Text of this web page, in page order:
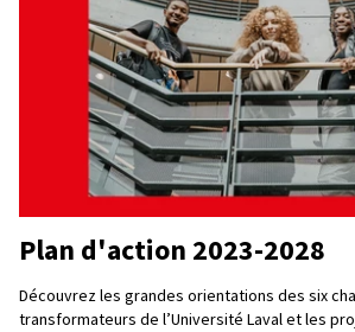
Plan d'action 2023-2028
Découvrez les grandes orientations des six
transformateurs de l’Université Laval et les